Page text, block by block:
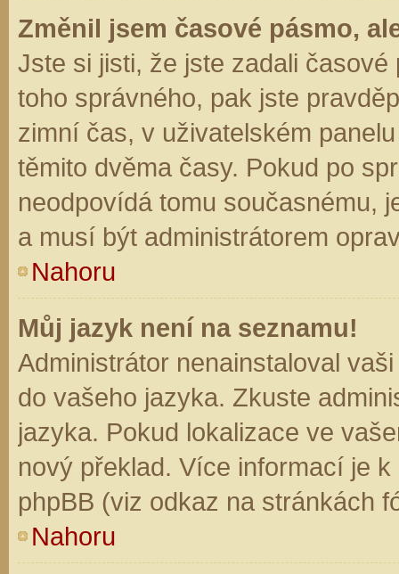
Změnil jsem časové pásmo,
Jste si jisti, že jste zadali
toho správného, pak jste
zimní čas, v uživatelském
těmito dvěma časy. Pokud po
neodpovídá tomu současnému,
a musí být administrátorem
Nahoru
Můj jazyk není na seznamu!
Administrátor nenainstaloval
do vašeho jazyka. Zkuste
jazyka. Pokud lokalizace ve
nový překlad. Více informací je
phpBB (viz odkaz na stránkách
Nahoru